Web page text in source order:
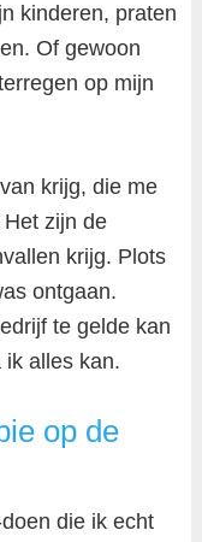
kinderen, praten
Of gewoon
op mijn
krijg, die me
zijn de
krijg. Plots
ontgaan.
te gelde kan
ik alles kan.
op de
die ik echt